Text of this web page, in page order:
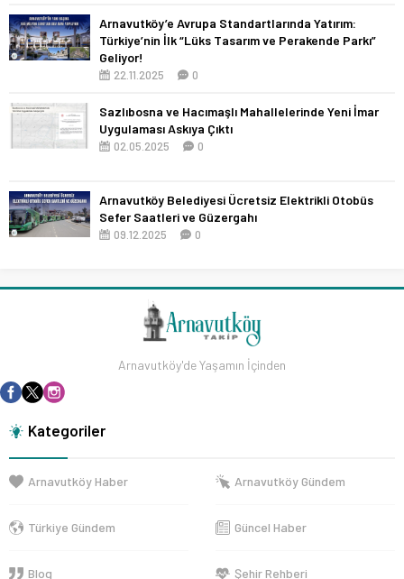
Arnavutköy’e Avrupa Standartlarında Yatırım:
Türkiye’nin İlk “Lüks Tasarım ve Perakende Parkı”
Geliyor!
22.11.2025 0
Sazlıbosna ve Hacımaşlı Mahallelerinde Yeni İmar
Uygulaması Askıya Çıktı
02.05.2025 0
Arnavutköy Belediyesi Ücretsiz Elektrikli Otobüs
Sefer Saatleri ve Güzergahı
09.12.2025 0
Arnavutköy'de Yaşamın İçinden
Kategoriler
Arnavutköy Haber Arnavutköy Gündem
Türkiye Gündem Güncel Haber
Blog Şehir Rehberi